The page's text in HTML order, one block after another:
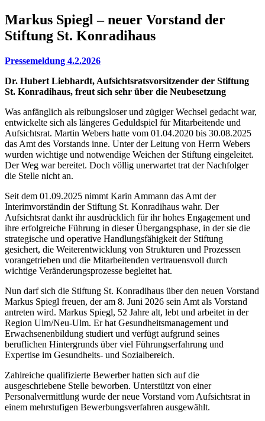
Markus Spiegl – neuer Vorstand der
Stiftung St. Konradihaus
Pressemeldung 4.2.2026
Dr. Hubert Liebhardt, Aufsichtsratsvorsitzender der Stiftung
St. Konradihaus, freut sich sehr über die Neubesetzung
Was anfänglich als reibungsloser und zügiger Wechsel gedacht war,
entwickelte sich als längeres Geduldspiel für Mitarbeitende und
Aufsichtsrat. Martin Webers hatte vom 01.04.2020 bis 30.08.2025
das Amt des Vorstands inne. Unter der Leitung von Herrn Webers
wurden wichtige und notwendige Weichen der Stiftung eingeleitet.
Der Weg war bereitet. Doch völlig unerwartet trat der Nachfolger
die Stelle nicht an.
Seit dem 01.09.2025 nimmt Karin Ammann das Amt der
Interimvorständin der Stiftung St. Konradihaus wahr. Der
Aufsichtsrat dankt ihr ausdrücklich für ihr hohes Engagement und
ihre erfolgreiche Führung in dieser Übergangsphase, in der sie die
strategische und operative Handlungsfähigkeit der Stiftung
gesichert, die Weiterentwicklung von Strukturen und Prozessen
vorangetrieben und die Mitarbeitenden vertrauensvoll durch
wichtige Veränderungsprozesse begleitet hat.
Nun darf sich die Stiftung St. Konradihaus über den neuen Vorstand
Markus Spiegl freuen, der am 8. Juni 2026 sein Amt als Vorstand
antreten wird. Markus Spiegl, 52 Jahre alt, lebt und arbeitet in der
Region Ulm/Neu-Ulm. Er hat Gesundheitsmanagement und
Erwachsenenbildung studiert und verfügt aufgrund seines
beruflichen Hintergrunds über viel Führungserfahrung und
Expertise im Gesundheits- und Sozialbereich.
Zahlreiche qualifizierte Bewerber hatten sich auf die
ausgeschriebene Stelle beworben. Unterstützt von einer
Personalvermittlung wurde der neue Vorstand vom Aufsichtsrat in
einem mehrstufigen Bewerbungsverfahren ausgewählt.